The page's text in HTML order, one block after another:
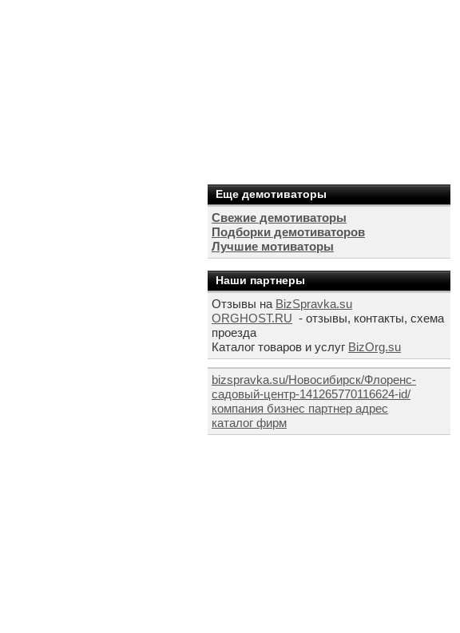
Еще демотиваторы
Свежие демотиваторы
Подборки демотиваторов
Лучшие мотиваторы
Наши партнеры
Отзывы на BizSpravka.su
ORGHOST.RU - отзывы, контакты, схема
проезда
Каталог товаров и услуг BizOrg.su
bizspravka.su/Новосибирск/Флоренс-
садовый-центр-141265770116624-id/
компания бизнес партнер адрес
каталог фирм